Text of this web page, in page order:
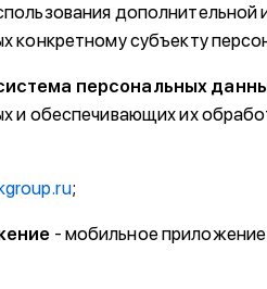
конкретному субъекту
персональных
и обеспечивающих их
;
- мобильное